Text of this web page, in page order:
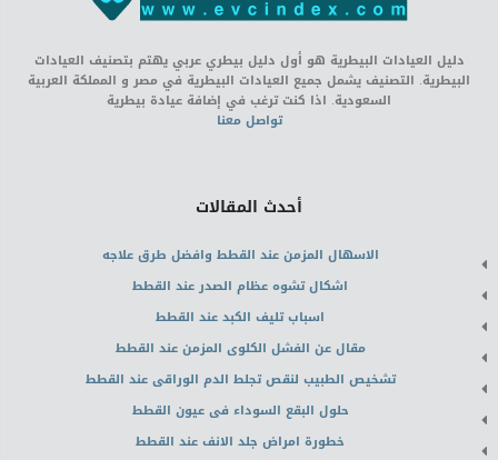
دليل العيادات البيطرية هو أول دليل بيطري عربي يهتم بتصنيف العيادات
البيطرية. التصنيف يشمل جميع العيادات البيطرية في مصر و المملكة العربية
السعودية. اذا كنت ترغب في إضافة عيادة بيطرية
تواصل معنا
أحدث المقالات
الاسهال المزمن عند القطط وافضل طرق علاجه
اشكال تشوه عظام الصدر عند القطط
اسباب تليف الكبد عند القطط
مقال عن الفشل الكلوى المزمن عند القطط
تشخيص الطبيب لنقص تجلط الدم الوراقى عند القطط
حلول البقع السوداء فى عيون القطط
خطورة امراض جلد الانف عند القطط